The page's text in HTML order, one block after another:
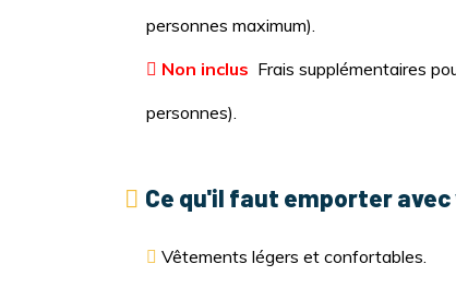
personnes maximum).
Non inclus Frais supplémentaires
personnes).
Ce qu'il faut emporter avec
Vêtements légers et confortables.